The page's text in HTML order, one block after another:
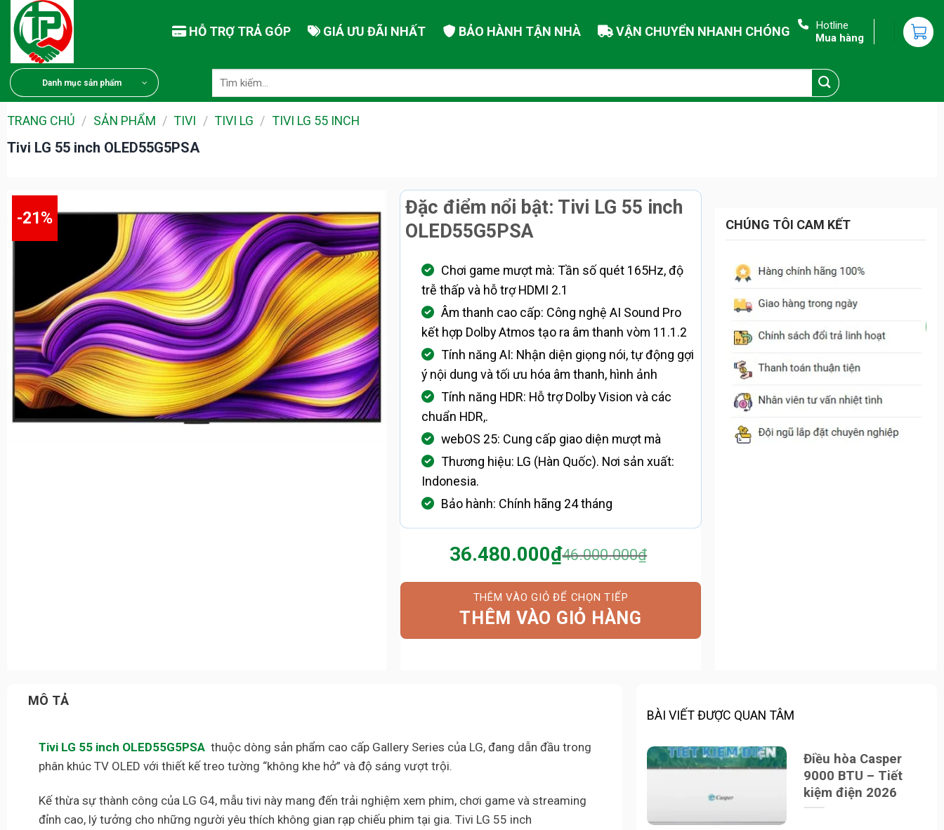
Chuyển
đến
dung
HỖ TRỢ TRẢ GÓP GIÁ ƯU ĐÃI NHẤT BẢO HÀNH TẬN NHÀ VẬN CHUYỂN NHANH CHÓNG
Hotline
Mua hàng
Danh mục sản phẩm
kiếm:
TRANG CHỦ / SẢN PHẨM / TIVI / TIVI LG / TIVI LG 55 INCH
Tivi LG 55 inch OLED55G5PSA
-21%
Đặc điểm nổi bật: Tivi LG 55 inch
OLED55G5PSA
Chơi game mượt mà: Tần số quét 165Hz, độ
trễ thấp và hỗ trợ HDMI 2.1
Âm thanh cao cấp: Công nghệ AI Sound Pro
kết hợp Dolby Atmos tạo ra âm thanh vòm 11.1.2
Tính năng AI: Nhận diện giọng nói, tự động gợi
ý nội dung và tối ưu hóa âm thanh, hình ảnh
Tính năng HDR: Hỗ trợ Dolby Vision và các
chuẩn HDR,.
webOS 25: Cung cấp giao diện mượt mà
Thương hiệu: LG (Hàn Quốc). Nơi sản xuất:
Indonesia.
Bảo hành: Chính hãng 24 tháng
46.000.000₫
Giá
gốc
là:
46.000.000₫.
36.480.000₫
Giá
hiện
tại
là:
36.480.000₫.
THÊM VÀO GIỎ HÀNG
CHÚNG TÔI CAM KẾT
MÔ TẢ
Tivi LG 55 inch OLED55G5PSA thuộc dòng sản phẩm cao cấp Gallery Series của LG, đang dẫn đầu trong
phân khúc TV OLED với thiết kế treo tường “không khe hở” và độ sáng vượt trội.
Kế thừa sự thành công của LG G4, mẫu tivi này mang đến trải nghiệm xem phim, chơi game và streaming
đỉnh cao, lý tưởng cho những người yêu thích không gian rạp chiếu phim tại gia. Tivi LG 55 inch
BÀI VIẾT ĐƯỢC QUAN TÂM
Điều hòa Casper
9000 BTU – Tiết
kiệm điện 2026